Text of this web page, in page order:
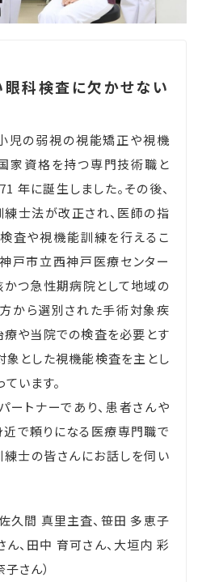
科検査に欠かせない
児の弱視の視能矯正や視機
家資格を持つ専門技術職と
年に誕生しました。その後、
士法が改正され、医師の指
査や視機能訓練を行えるこ
神戸市立西神戸医療センター
かつ急性期病院として地域の
から選別された手術対象疾
療や当院での検査を必要とす
象とした視機能検査を主とし
います。
ートナーであり、患者さんや
近で頼りになる医療専門職で
士の皆さんにお話しを伺い
佐久間 真里主査、笹田 多恵子
ん、田中 育可さん、大垣内 彩
さん）